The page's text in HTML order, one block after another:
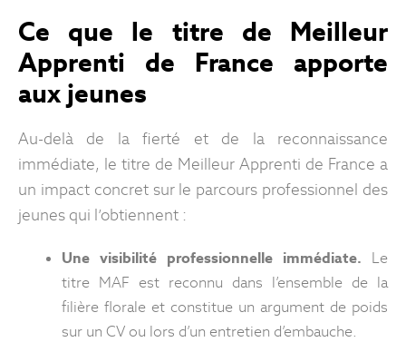
Ce que le titre de Meilleur
Apprenti de France apporte
aux jeunes
Au-delà de la fierté et de la reconnaissance
immédiate, le titre de Meilleur Apprenti de France a
un impact concret sur le parcours professionnel des
jeunes qui l’obtiennent :
Une visibilité professionnelle immédiate. Le
titre MAF est reconnu dans l’ensemble de la
filière florale et constitue un argument de poids
sur un CV ou lors d’un entretien d’embauche.